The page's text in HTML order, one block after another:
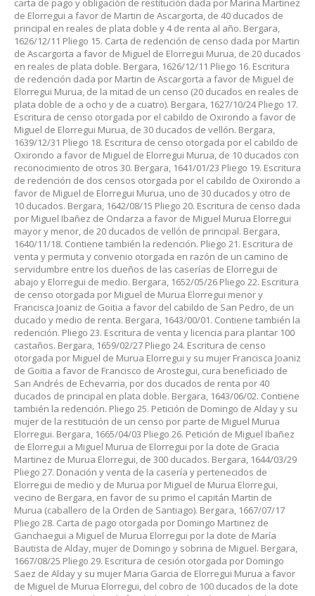
carta de pago y obligación de restitución dada por Marina Martinez
de Elorregui a favor de Martin de Ascargorta, de 40 ducados de
principal en reales de plata doble y 4 de renta al año. Bergara,
1626/12/11 Pliego 15. Carta de redención de censo dada por Martin
de Ascargorta a favor de Miguel de Elorregui Murua, de 20 ducados
en reales de plata doble. Bergara, 1626/12/11 Pliego 16. Escritura
de redención dada por Martin de Ascargorta a favor de Miguel de
Elorregui Murua, de la mitad de un censo (20 ducados en reales de
plata doble de a ocho y de a cuatro). Bergara, 1627/10/24 Pliego 17.
Escritura de censo otorgada por el cabildo de Oxirondo a favor de
Miguel de Elorregui Murua, de 30 ducados de vellón. Bergara,
1639/12/31 Pliego 18. Escritura de censo otorgada por el cabildo de
Oxirondo a favor de Miguel de Elorregui Murua, de 10 ducados con
reconocimiento de otros 30. Bergara, 1641/01/23 Pliego 19. Escritura
de redención de dos censos otorgada por el cabildo de Oxirondo a
favor de Miguel de Elorregui Murua, uno de 30 ducados y otro de
10 ducados. Bergara, 1642/08/15 Pliego 20. Escritura de censo dada
por Miguel Ibañez de Ondarza a favor de Miguel Murua Elorregui
mayor y menor, de 20 ducados de vellón de principal. Bergara,
1640/11/18. Contiene también la redención. Pliego 21. Escritura de
venta y permuta y convenio otorgada en razón de un camino de
servidumbre entre los dueños de las caserías de Elorregui de
abajo y Elorregui de medio. Bergara, 1652/05/26 Pliego 22. Escritura
de censo otorgada por Miguel de Murua Elorregui menor y
Francisca Joaniz de Goitia a favor del cabildo de San Pedro, de un
ducado y medio de renta. Bergara, 1643/00/01. Contiene también la
redención. Pliego 23. Escritura de venta y licencia para plantar 100
castaños. Bergara, 1659/02/27 Pliego 24. Escritura de censo
otorgada por Miguel de Murua Elorregui y su mujer Francisca Joaniz
de Goitia a favor de Francisco de Arostegui, cura beneficiado de
San Andrés de Echevarria, por dos ducados de renta por 40
ducados de principal en plata doble. Bergara, 1643/06/02. Contiene
también la redención. Pliego 25. Petición de Domingo de Alday y su
mujer de la restitución de un censo por parte de Miguel Murua
Elorregui. Bergara, 1665/04/03 Pliego 26. Petición de Miguel Ibañez
de Elorregui a Miguel Murua de Elorregui por la dote de Gracia
Martinez de Murua Elorregui, de 300 ducados. Bergara, 1644/03/29
Pliego 27. Donación y venta de la casería y pertenecidos de
Elorregui de medio y de Murua por Miguel de Murua Elorregui,
vecino de Bergara, en favor de su primo el capitán Martin de
Murua (caballero de la Orden de Santiago). Bergara, 1667/07/17
Pliego 28. Carta de pago otorgada por Domingo Martinez de
Ganchaegui a Miguel de Murua Elorregui por la dote de María
Bautista de Alday, mujer de Domingo y sobrina de Miguel. Bergara,
1667/08/25 Pliego 29. Escritura de cesión otorgada por Domingo
Saez de Alday y su mujer Maria Garcia de Elorregui Murua a favor
de Miguel de Murua Elorregui, del cobro de 100 ducados de la dote